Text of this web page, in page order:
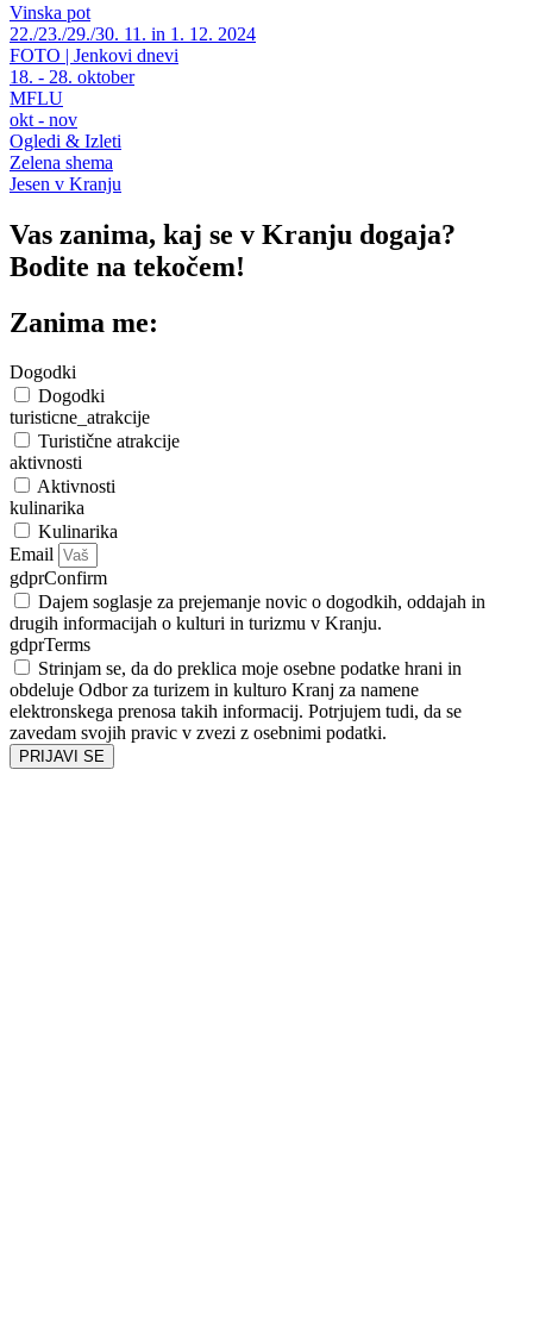
Vinska pot
22./23./29./30. 11. in 1. 12. 2024
FOTO | Jenkovi dnevi
18. - 28. oktober
MFLU
okt - nov
Ogledi & Izleti
Zelena shema
Jesen v Kranju
Vas zanima, kaj se v Kranju dogaja?
Bodite na tekočem!
Zanima me:
Dogodki
Dogodki
turisticne_atrakcije
Turistične atrakcije
aktivnosti
Aktivnosti
kulinarika
Kulinarika
Email
gdprConfirm
Dajem soglasje za prejemanje novic o dogodkih, oddajah in
drugih informacijah o kulturi in turizmu v Kranju.
gdprTerms
Strinjam se, da do preklica moje osebne podatke hrani in
obdeluje Odbor za turizem in kulturo Kranj za namene
elektronskega prenosa takih informacij. Potrjujem tudi, da se
zavedam svojih pravic v zvezi z osebnimi podatki.
PRIJAVI SE